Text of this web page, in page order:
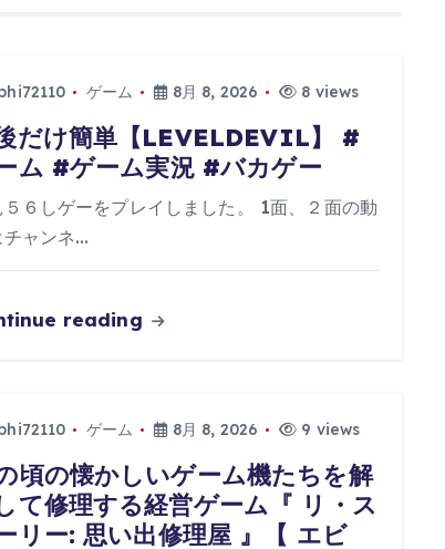
ゲーム 8月 8, 2026 8 views
だけ簡単【LEVELDEVIL】 #
ム #ゲーム実況 #バカゲー
６しゲーをプレイしました。 1面、２面の動
チャンネ…
reading
ゲーム 8月 8, 2026 9 views
頃の懐かしいゲーム機たちを解
て修理する経営ゲーム『 リ・ス
リー: 思い出修理屋 』【 エビ